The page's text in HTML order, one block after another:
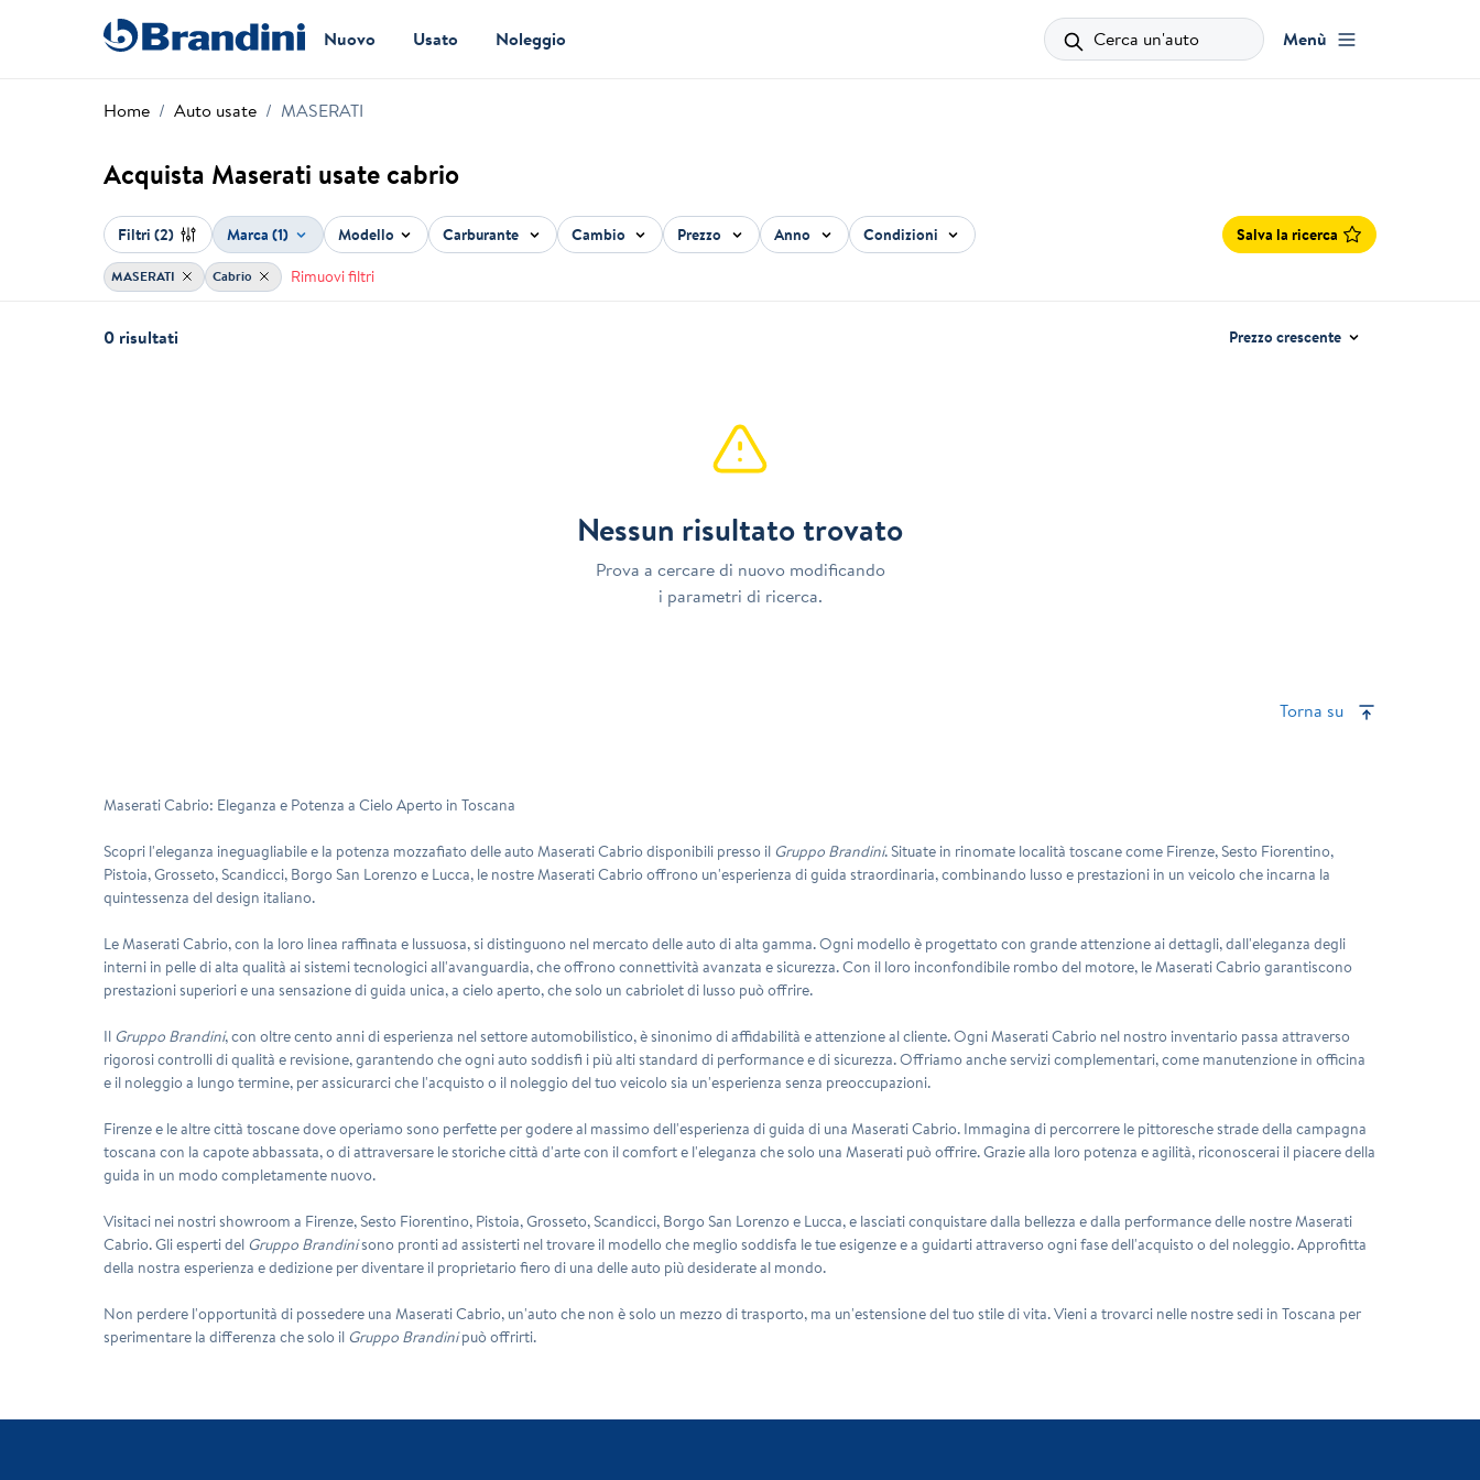
Nuovo Usato Noleggio Cerca un'auto Menù
Home Auto usate MASERATI
Acquista Maserati usate cabrio
Filtri(2) Marca (1) Modello Carburante Cambio Prezzo Anno Condizioni Salva la ricerca
MASERATI Cabrio Rimuovi filtri
0 risultati Prezzo crescente
Nessun risultato trovato
Prova a cercare di nuovo modificando
i parametri di ricerca.
Torna su
Maserati Cabrio: Eleganza e Potenza a Cielo Aperto in Toscana
Scopri l'eleganza ineguagliabile e la potenza mozzafiato delle auto Maserati Cabrio disponibili presso il Gruppo Brandini. Situate in rinomate località toscane come Firenze, Sesto Fiorentino,
Pistoia, Grosseto, Scandicci, Borgo San Lorenzo e Lucca, le nostre Maserati Cabrio offrono un'esperienza di guida straordinaria, combinando lusso e prestazioni in un veicolo che incarna la
quintessenza del design italiano.
Le Maserati Cabrio, con la loro linea raffinata e lussuosa, si distinguono nel mercato delle auto di alta gamma. Ogni modello è progettato con grande attenzione ai dettagli, dall'eleganza degli
interni in pelle di alta qualità ai sistemi tecnologici all'avanguardia, che offrono connettività avanzata e sicurezza. Con il loro inconfondibile rombo del motore, le Maserati Cabrio garantiscono
prestazioni superiori e una sensazione di guida unica, a cielo aperto, che solo un cabriolet di lusso può offrire.
Il Gruppo Brandini, con oltre cento anni di esperienza nel settore automobilistico, è sinonimo di affidabilità e attenzione al cliente. Ogni Maserati Cabrio nel nostro inventario passa attraverso
rigorosi controlli di qualità e revisione, garantendo che ogni auto soddisfi i più alti standard di performance e di sicurezza. Offriamo anche servizi complementari, come manutenzione in officina
e il noleggio a lungo termine, per assicurarci che l'acquisto o il noleggio del tuo veicolo sia un'esperienza senza preoccupazioni.
Firenze e le altre città toscane dove operiamo sono perfette per godere al massimo dell'esperienza di guida di una Maserati Cabrio. Immagina di percorrere le pittoresche strade della campagna
toscana con la capote abbassata, o di attraversare le storiche città d'arte con il comfort e l'eleganza che solo una Maserati può offrire. Grazie alla loro potenza e agilità, riconoscerai il piacere della
guida in un modo completamente nuovo.
Visitaci nei nostri showroom a Firenze, Sesto Fiorentino, Pistoia, Grosseto, Scandicci, Borgo San Lorenzo e Lucca, e lasciati conquistare dalla bellezza e dalla performance delle nostre Maserati
Cabrio. Gli esperti del Gruppo Brandinisono pronti ad assisterti nel trovare il modello che meglio soddisfa le tue esigenze e a guidarti attraverso ogni fase dell'acquisto o del noleggio. Approfitta
della nostra esperienza e dedizione per diventare il proprietario fiero di una delle auto più desiderate al mondo.
Non perdere l'opportunità di possedere una Maserati Cabrio, un'auto che non è solo un mezzo di trasporto, ma un'estensione del tuo stile di vita. Vieni a trovarci nelle nostre sedi in Toscana per
sperimentare la differenza che solo il Gruppo Brandinipuò offrirti.